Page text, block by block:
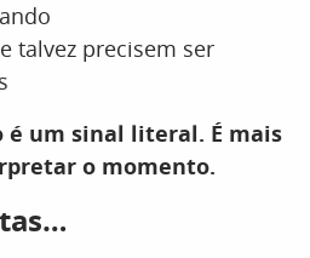
talvez precisem ser
é um sinal literal. É mais
o momento.